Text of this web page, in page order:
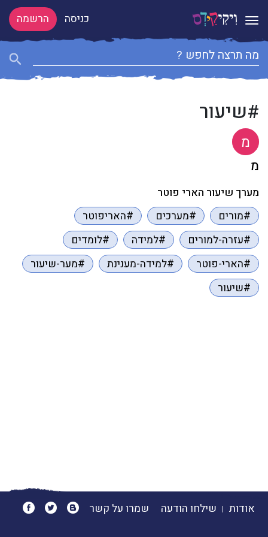
Toggle navigation כניסה הרשמה
#שיעור
מ
מ
מערך שיעור הארי פוטר
#מורים
#מערכים
#האריפוטר
#עזרה-למורים
#למידה
#לומדים
#הארי-פוטר
#למידה-מענינת
#מער-שיעור
#שיעור
אודות שילחו הודעה שמרו על קשר